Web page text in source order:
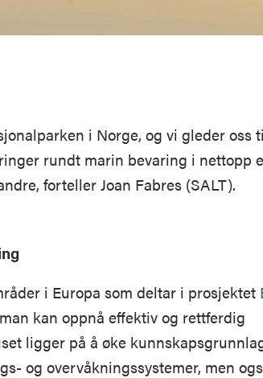
i Norge, og vi gleder oss
rundt marin bevaring i nettopp
forteller Joan Fabres (SALT).
i Europa som deltar i prosjektet
kan oppnå effektiv og rettferdig
ligger på å øke
og overvåkningssystemer, men